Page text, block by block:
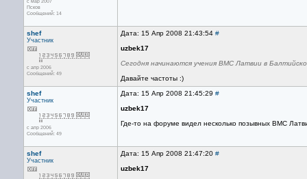
Псков
Сообщений: 14
shef
Участник
с апр 2006
Сообщений: 49
Дата: 15 Апр 2008 21:43:54 #
uzbek17
Сегодня начинаются учения ВМС Латвии в
Давайте частоты :)
shef
Участник
с апр 2006
Сообщений: 49
Дата: 15 Апр 2008 21:45:29 #
uzbek17
Где-то на форуме видел несколько позывных ВМС
shef
Участник
Дата: 15 Апр 2008 21:47:20 #
uzbek17